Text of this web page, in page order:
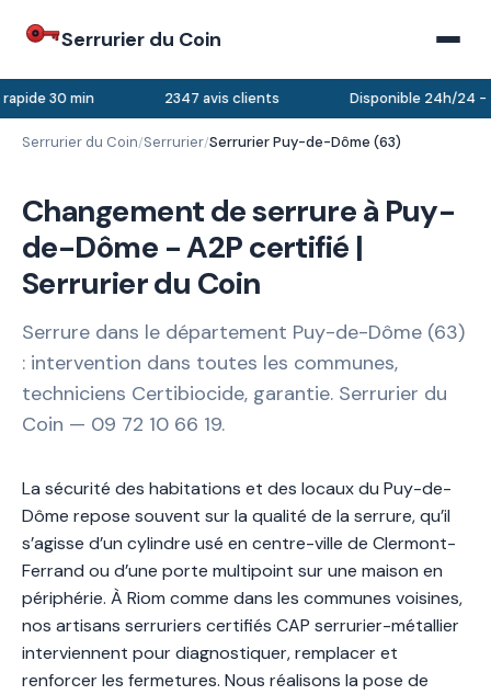
Serrurier du Coin
30 min 2347 avis clients Disponible 24h/24 -
Serrurier du Coin/Serrurier/Serrurier Puy-de-Dôme (63)
Changement de serrure à Puy-
de-Dôme - A2P certifié |
Serrurier du Coin
Serrure dans le département Puy-de-Dôme (63)
: intervention dans toutes les communes,
techniciens Certibiocide, garantie. Serrurier du
Coin — 09 72 10 66 19.
La sécurité des habitations et des locaux du Puy-de-
Dôme repose souvent sur la qualité de la serrure, qu’il
s’agisse d’un cylindre usé en centre-ville de Clermont-
Ferrand ou d’une porte multipoint sur une maison en
périphérie. À Riom comme dans les communes voisines,
nos artisans serruriers certifiés CAP serrurier-métallier
interviennent pour diagnostiquer, remplacer et
renforcer les fermetures. Nous réalisons la pose de